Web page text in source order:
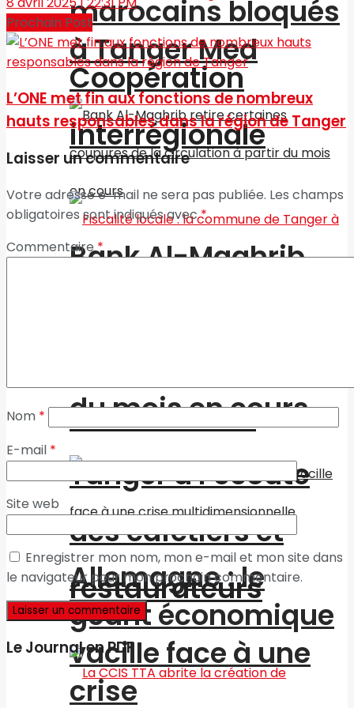
marocains bloqués
à Tanger Med
Bank Al-Maghrib
du mois en cours
Allemagne : le
géant économique
vacille face à une
crise
Coopération
interrégionale
commune de
Tanger à l’écoute
des cafetiers et
restaurateurs
Prochain Post
L’ONE met fin aux fonctions de nombreux
hauts responsables dans la région de Tanger‎
Laisser un commentaire
Votre adresse e-mail ne sera pas publiée. Les champs
obligatoires sont indiqués avec*
Commentaire*
Nom *
E-mail *
Site web
Enregistrer mon nom, mon e-mail et mon site dans
le navigateur pour mon prochain commentaire.
Le Journal en PDF